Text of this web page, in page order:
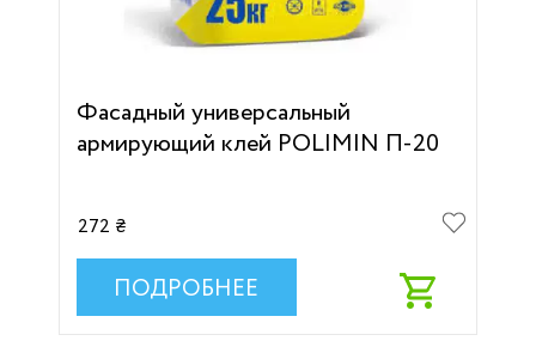
Фасадный универсальный
армирующий клей POLIMIN П-20
272 ₴
ПОДРОБНЕЕ